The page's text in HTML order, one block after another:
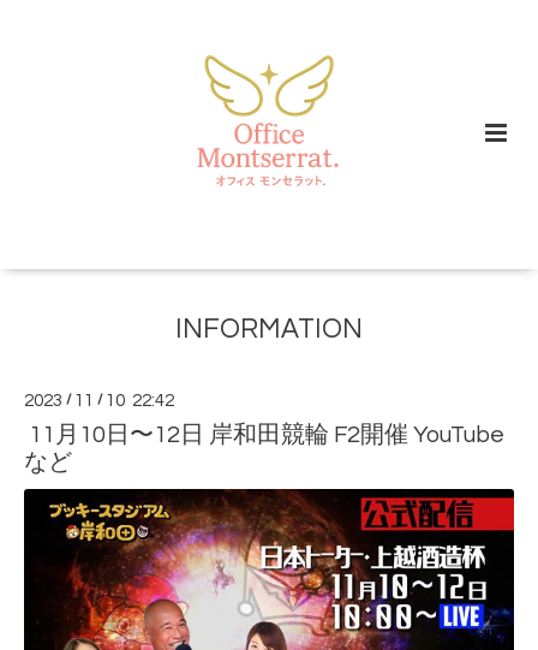
INFORMATION
2023 / 11 / 10 22:42
11月10日〜12日 岸和田競輪 F2開催 YouTube
など